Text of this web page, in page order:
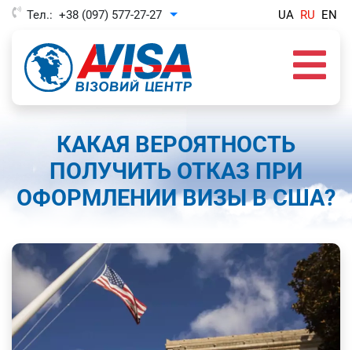
Тел.: +38 (097) 577-27-27 Toggle Dropdown UA RU EN
КАКАЯ ВЕРОЯТНОСТЬ
ПОЛУЧИТЬ ОТКАЗ ПРИ
ОФОРМЛЕНИИ ВИЗЫ В США?